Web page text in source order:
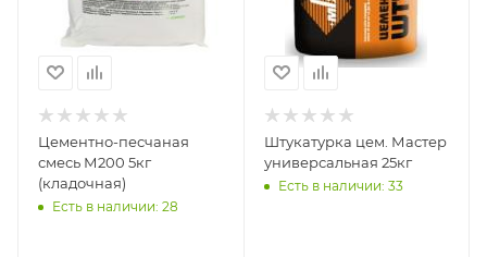
Цементно-песчаная
смесь М200 5кг
(кладочная)
Есть в наличии: 28
Штукатурка цем. Мастер
универсальная 25кг
Есть в наличии: 33